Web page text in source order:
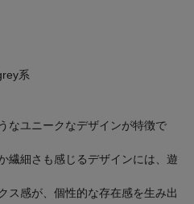
系
なユニークなデザインが特徴で
繊細さも感じるデザインには、遊
ス感が、個性的な存在感を生み出